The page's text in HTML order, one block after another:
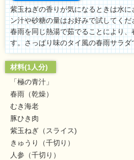
紫玉ねぎの香りが気になるときは水
ン汁や砂糖の量はお好みで試してく
春雨を同じ熱湯で茹でることにより
す。さっぱり味のタイ風の春雨サラダ
材料(1人分)
「極の青汁」
春雨（乾燥）
むき海老
豚ひき肉
紫玉ねぎ（スライス)
きゅうり（千切り）
人参（千切り）